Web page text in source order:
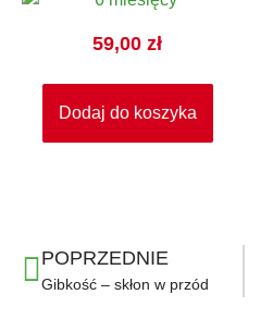
59,00 zł
Dodaj do koszyka
POPRZEDNIE
Gibkość – skłon w przód